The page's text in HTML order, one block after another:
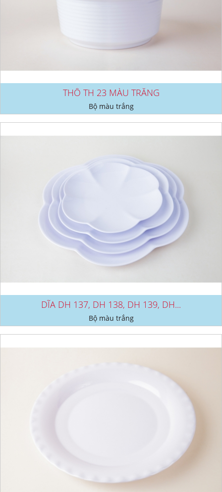
THỐ TH 23 MÀU TRẮNG
Bộ màu trắng
DĨA DH 137, DH 138, DH 139, DH...
Bộ màu trắng